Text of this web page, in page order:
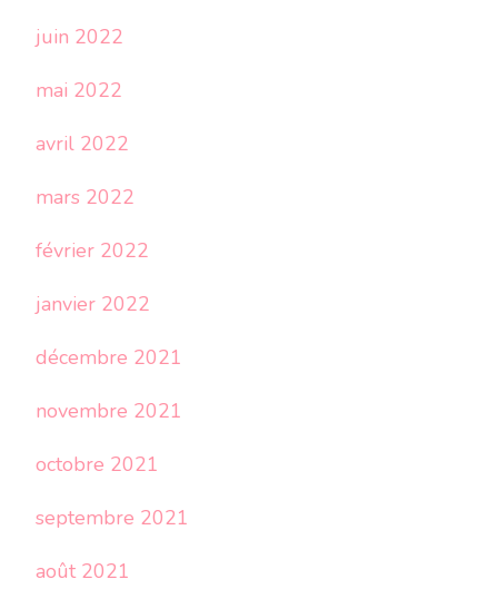
juin 2022
mai 2022
avril 2022
mars 2022
février 2022
janvier 2022
décembre 2021
novembre 2021
octobre 2021
septembre 2021
août 2021